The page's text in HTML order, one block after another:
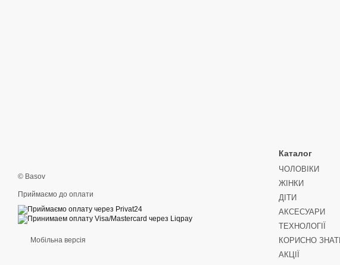
© Basov
Приймаємо до оплати
Мобільна версія
Каталог
ЧОЛОВIКИ
ЖIНКИ
ДIТИ
АКСЕСУАРИ
ТЕХНОЛОГІЇ
КОРИСНО
АКЦІЇ